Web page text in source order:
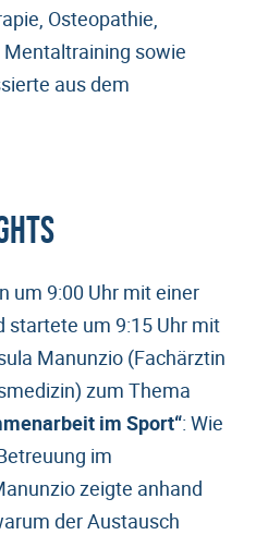
Osteopathie,
sowie
aus dem
um 9:00 Uhr mit einer
startete um 9:15 Uhr mit
Manunzio (Fachärztin
zum Thema
im Sport“: Wie
im
zeigte anhand
der Austausch